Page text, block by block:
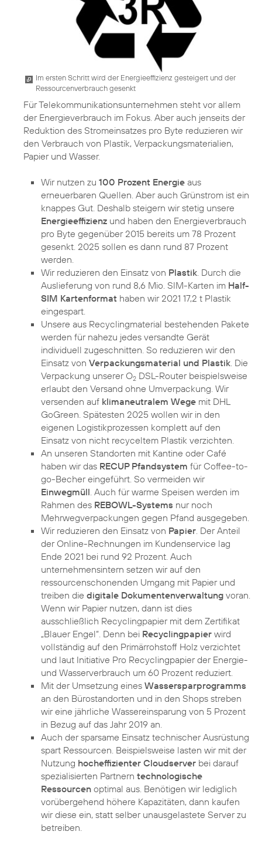
Im ersten Schritt wird der Energieeffizienz gesteigert und der
Ressourcenverbrauch gesenkt
Für Tele­kommunikations­unternehmen steht vor allem
der Energieverbrauch im Fokus. Aber auch jenseits der
Reduktion des Stromeinsatzes pro Byte reduzieren wir
den Verbrauch von Plastik, Verpackungsmaterialien,
Papier und Wasser.
Wir nutzen zu 100 Prozent Energie aus
erneuerbaren Quellen. Aber auch Grünstrom ist ein
knappes Gut. Deshalb steigern wir stetig unsere
Energieeffizienz und haben den Energieverbrauch
pro Byte gegenüber 2015 bereits um 78 Prozent
gesenkt. 2025 sollen es dann rund 87 Prozent
werden.
Wir reduzieren den Einsatz von Plastik. Durch die
Auslieferung von rund 8,6 Mio. SIM-Karten im Half-
SIM Kartenformat haben wir 2021 17,2 t Plastik
eingespart.
Unsere aus Recyclingmaterial bestehenden Pakete
werden für nahezu jedes versandte Gerät
individuell zugeschnitten. So reduzieren wir den
Einsatz von Verpackungsmaterial und Plastik. Die
Verpackung unserer O2 DSL-Router beispielsweise
erlaubt den Versand ohne Umverpackung. Wir
versenden auf klimaneutralem Wege mit DHL
GoGreen. Spätesten 2025 wollen wir in den
eigenen Logistikprozessen komplett auf den
Einsatz von nicht recyceltem Plastik verzichten.
An unseren Standorten mit Kantine oder Café
haben wir das RECUP Pfandsystem für Coffee-to-
go-Becher eingeführt. So vermeiden wir
Einwegmüll. Auch für warme Speisen werden im
Rahmen des REBOWL-Systems nur noch
Mehrwegverpackungen gegen Pfand ausgegeben.
Wir reduzieren den Einsatz von Papier. Der Anteil
der Online-Rechnungen im Kundenservice lag
Ende 2021 bei rund 92 Prozent. Auch
unternehmensintern setzen wir auf den
ressourcenschonenden Umgang mit Papier und
treiben die digitale Dokumentenverwaltung voran.
Wenn wir Papier nutzen, dann ist dies
ausschließlich Recyclingpapier mit dem Zertifikat
„Blauer Engel“. Denn bei Recyclingpapier wird
vollständig auf den Primärrohstoff Holz verzichtet
und laut Initiative Pro Recyclingpapier der Energie-
und Wasserverbrauch um 60 Prozent reduziert.
Mit der Umsetzung eines Wassersparprogramms
an den Bürostandorten und in den Shops streben
wir eine jährliche Wassereinsparung von 5 Prozent
in Bezug auf das Jahr 2019 an.
Auch der sparsame Einsatz technischer Ausrüstung
spart Ressourcen. Beispielsweise lasten wir mit der
Nutzung hocheffizienter Cloudserver bei darauf
spezialisierten Partnern technologische
Ressourcen optimal aus. Benötigen wir lediglich
vorübergehend höhere Kapazitäten, dann kaufen
wir diese ein, statt selber unausgelastete Server zu
betreiben.